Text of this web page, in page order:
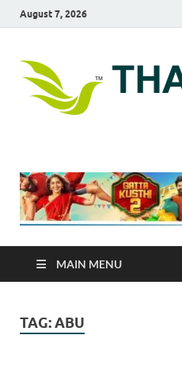
August 7, 2026
MAIN MENU
TAG:ABU